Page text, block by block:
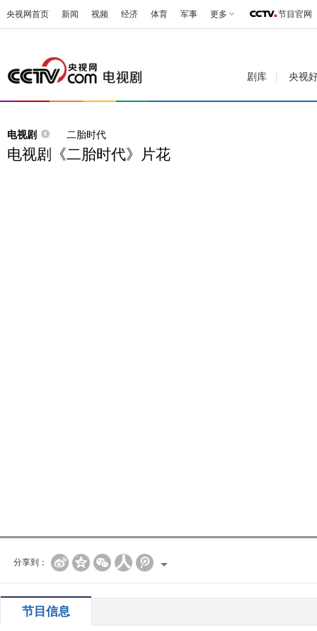
央视网首页 新闻 视频 经济 体育 军事 更多 节目官网
剧库 央视
电视剧 二胎时代
电视剧《二胎时代》片花
分享到：
节目信息